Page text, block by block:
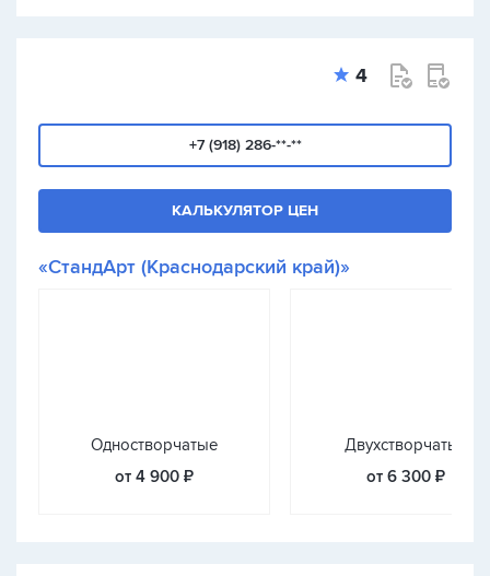
4
+7 (918) 286-**-**
КАЛЬКУЛЯТОР ЦЕН
«СтандАрт (Краснодарский край)»
Одностворчатые
от 4 900 ₽
Двухстворчатые
от 6 300 ₽